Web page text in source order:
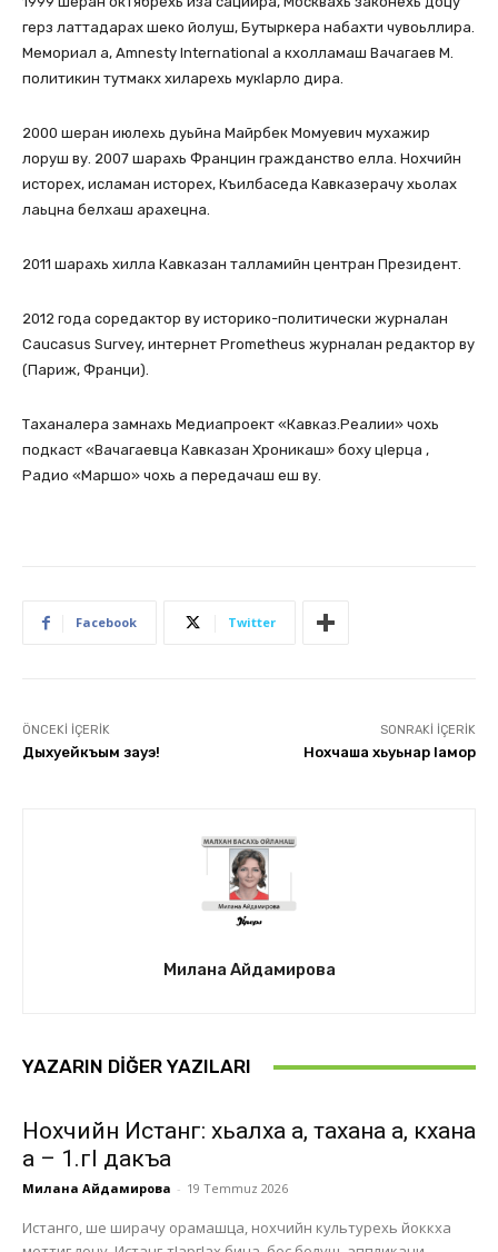
герз латтадарах шеко йолуш, Бутыркера набахти чувоьллира.
Мемориал а, Amnesty International а кхолламаш Вачагаев М.
политикин тутмакх хиларехь мукІарло дира.
2000 шеран июлехь дуьйна Майрбек Момуевич мухажир
лоруш ву. 2007 шарахь Францин гражданство елла. Нохчийн
исторех, исламан исторех, Къилбаседа Кавказерачу хьолах
лаьцна белхаш арахецна.
2011 шарахь хилла Кавказан талламийн центран Президент.
2012 года соредактор ву историко-политически журналан
Caucasus Survey, интернет Prometheus журналан редактор ву
(Париж, Франци).
Таханалера замнахь Медиапроект «Кавказ.Реалии» чохь
подкаст «Вачагаевца Кавказан Хроникаш» боху цІерца ,
Радио «Маршо» чохь а передачаш еш ву.
Facebook Twitter
ÖNCEKI İÇERIK
Дыхуейкъым зауэ!
SONRAKI İÇERIK
Нохчаша хьуьнар Іамор
Милана Айдамирова
YAZARIN DIĞER YAZILARI
Нохчийн Истанг: хьалха а, тахана а, кхана
а – 1.гI дакъа
Милана Айдамирова - 19 Temmuz 2026
Истанго, ше ширачу орамашца, нохчийн культурехь йоккха